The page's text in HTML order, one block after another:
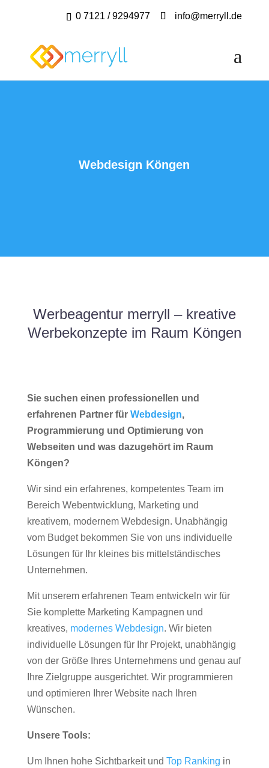
0 7121 / 9294977 info@merryll.de
Webdesign Köngen
Werbeagentur merryll – kreative
Werbekonzepte im Raum Köngen
Sie suchen einen professionellen und
erfahrenen Partner für Webdesign,
Programmierung und Optimierung von
Webseiten und was dazugehört im Raum
Köngen?
Wir sind ein erfahrenes, kompetentes Team im
Bereich Webentwicklung, Marketing und
kreativem, modernem Webdesign. Unabhängig
vom Budget bekommen Sie von uns individuelle
Lösungen für Ihr kleines bis mittelständisches
Unternehmen.
Mit unserem erfahrenen Team entwickeln wir für
Sie komplette Marketing Kampagnen und
kreatives, modernes Webdesign. Wir bieten
individuelle Lösungen für Ihr Projekt, unabhängig
von der Größe Ihres Unternehmens und genau auf
Ihre Zielgruppe ausgerichtet. Wir programmieren
und optimieren Ihrer Website nach Ihren
Wünschen.
Unsere Tools:
Um Ihnen hohe Sichtbarkeit und Top Ranking in